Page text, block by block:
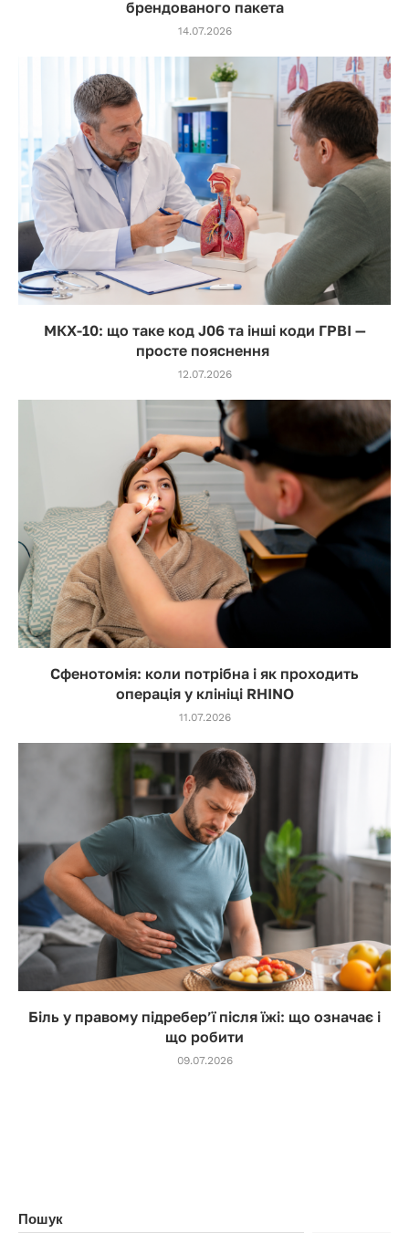
брендованого пакета
14.07.2026
МКХ-10: що таке код J06 та інші коди ГРВІ —
просте пояснення
12.07.2026
Сфенотомія: коли потрібна і як проходить
операція у клініці RHINO
11.07.2026
Біль у правому підребер’ї після їжі: що означає і
що робити
09.07.2026
Пошук